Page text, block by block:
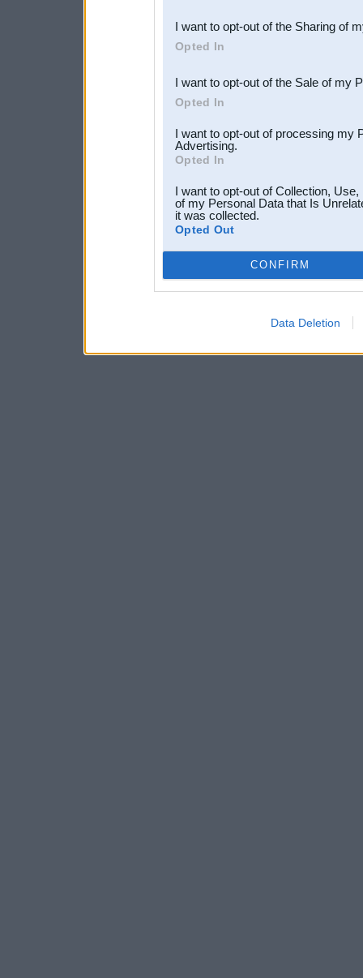
Downstream Participants
third parties.
I want to opt-out of the Sharing of
Opted In
I want to opt-out of the Sale of my
Opted In
I want to opt-out of processing my
Advertising.
Opted In
I want to opt-out of Collection,
of my Personal Data that Is
it was collected.
Opted Out
CONFIRM
Data Deletion